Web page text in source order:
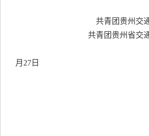
共青团贵州交
共青团贵州省交
2023
月27日